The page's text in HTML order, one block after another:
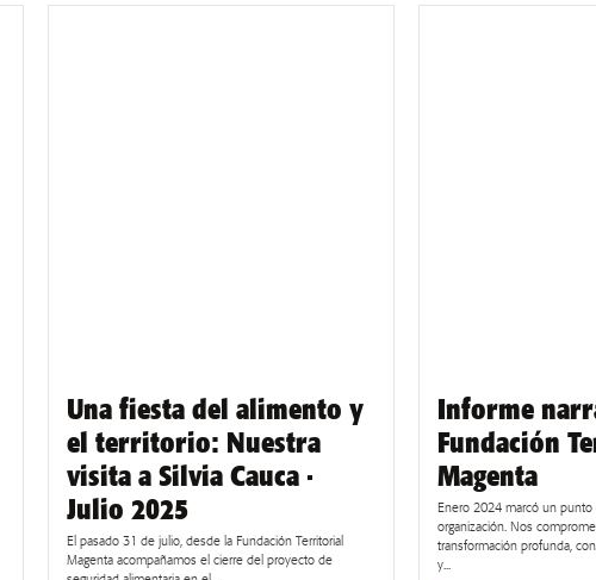
Una fiesta del alimento y
el territorio: Nuestra
visita a Silvia Cauca ·
Julio 2025
El pasado 31 de julio, desde la Fundación Territorial
Magenta acompañamos el cierre del proyecto de
Informe
Fundación
Magenta
Enero 2024 marcó un punto
organización. Nos
transformación profunda,
y...